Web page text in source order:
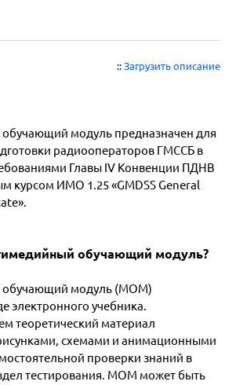
:: Загрузить описание
модуль предназначен для
радиооператоров ГМССБ в
Главы IV Конвенции ПДНВ
курсом ИМО 1.25 «GMDSS General
обучающий модуль?
обучающий модуль (МОМ)
электронного учебника.
теоретический материал
схемами и анимационными
проверки знаний в
тестирования. МОМ может быть